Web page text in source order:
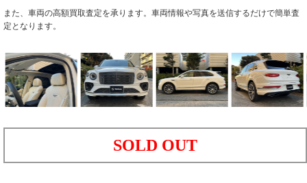
また、車両の高額買取査定を承ります。車両情報や写真を送信するだけで簡単査
定となります。
SOLD OUT